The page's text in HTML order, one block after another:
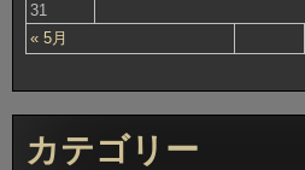
« 5月
31
カテゴリー